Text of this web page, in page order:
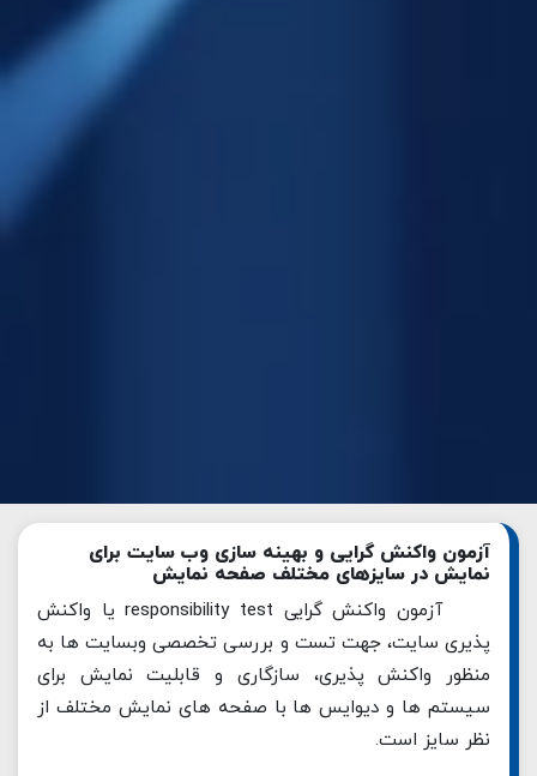
آزمون واکنش گرایی و بهینه سازی وب سایت برای
نمایش در سایزهای مختلف صفحه نمایش
آزمون واکنش گرایی responsibility test یا واکنش
پذیری سایت، جهت تست و بررسی تخصصی وبسایت ها به
منظور واکنش پذیری، سازگاری و قابلیت نمایش برای
سیستم ها و دیوایس ها با صفحه های نمایش مختلف از
نظر سایز است.